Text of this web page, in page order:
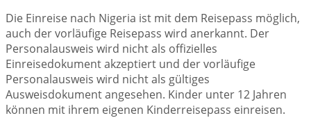
Die Einreise nach Nigeria ist mit dem Reisepass möglich,
auch der vorläufige Reisepass wird anerkannt. Der
Personalausweis wird nicht als offizielles
Einreisedokument akzeptiert und der vorläufige
Personalausweis wird nicht als gültiges
Ausweisdokument angesehen. Kinder unter 12 Jahren
können mit ihrem eigenen Kinderreisepass einreisen.